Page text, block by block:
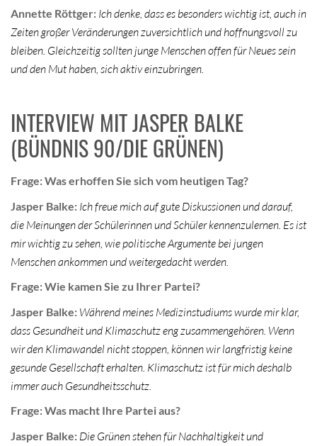
Annette Röttger: Ich denke, dass es besonders wichtig ist, auch in
Zeiten großer Veränderungen zuversichtlich und hoffnungsvoll zu
bleiben. Gleichzeitig sollten junge Menschen offen für Neues sein
und den Mut haben, sich aktiv einzubringen.
INTERVIEW MIT JASPER BALKE
(BÜNDNIS 90/DIE GRÜNEN)
Frage: Was erhoffen Sie sich vom heutigen Tag?
Jasper Balke: Ich freue mich auf gute Diskussionen und darauf,
die Meinungen der Schülerinnen und Schüler kennenzulernen. Es ist
mir wichtig zu sehen, wie politische Argumente bei jungen
Menschen ankommen und weitergedacht werden.
Frage: Wie kamen Sie zu Ihrer Partei?
Jasper Balke: Während meines Medizinstudiums wurde mir klar,
dass Gesundheit und Klimaschutz eng zusammengehören. Wenn
wir den Klimawandel nicht stoppen, können wir langfristig keine
gesunde Gesellschaft erhalten. Klimaschutz ist für mich deshalb
immer auch Gesundheitsschutz.
Frage: Was macht Ihre Partei aus?
Jasper Balke: Die Grünen stehen für Nachhaltigkeit und